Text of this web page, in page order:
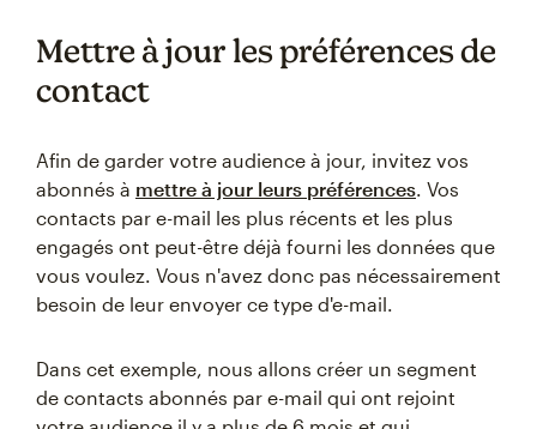
Mettre à jour les préférences de
contact
Afin de garder votre audience à jour, invitez vos
abonnés à mettre à jour leurs préférences. Vos
contacts par e-mail les plus récents et les plus
engagés ont peut-être déjà fourni les données que
vous voulez. Vous n'avez donc pas nécessairement
besoin de leur envoyer ce type d'e-mail.
Dans cet exemple, nous allons créer un segment
de contacts abonnés par e-mail qui ont rejoint